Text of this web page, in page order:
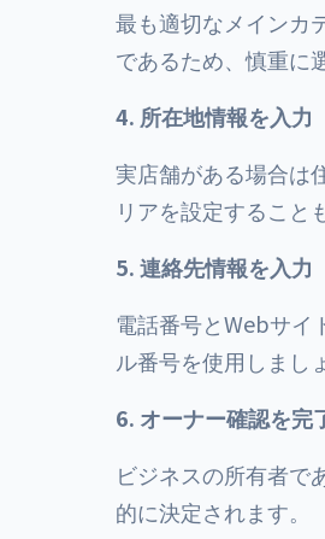
最も適切なメインカ
であるため、慎重に
4. 所在地情報を入力
実店舗がある場合は
リアを設定すること
5. 連絡先情報を入力
電話番号とWebサイ
ル番号を使用しまし
6. オーナー確認を完
ビジネスの所有者で
的に決定されます。